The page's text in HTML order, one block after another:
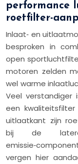
performance
roetfilter-
Inlaat‑ en
besproken in
open
motoren zelden
wel warme
Veel
een
uitlaatkant zijn
bij de latere
vergen hier